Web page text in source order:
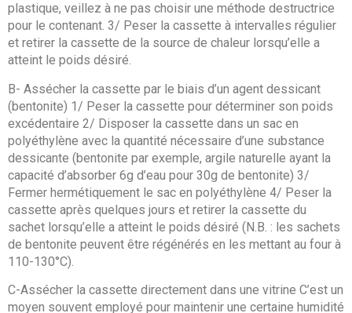
plastique, veillez à ne pas choisir une méthode destructrice
pour le contenant. 3/ Peser la cassette à intervalles régulier
et retirer la cassette de la source de chaleur lorsqu’elle a
atteint le poids désiré.
B- Assécher la cassette par le biais d’un agent dessicant
(bentonite) 1/ Peser la cassette pour déterminer son poids
excédentaire 2/ Disposer la cassette dans un sac en
polyéthylène avec la quantité nécessaire d’une substance
dessicante (bentonite par exemple, argile naturelle ayant la
capacité d’absorber 6g d’eau pour 30g de bentonite) 3/
Fermer hermétiquement le sac en polyéthylène 4/ Peser la
cassette après quelques jours et retirer la cassette du
sachet lorsqu’elle a atteint le poids désiré (N.B. : les sachets
de bentonite peuvent être régénérés en les mettant au four à
110-130°C).
C-Assécher la cassette directement dans une vitrine C’est un
moyen souvent employé pour maintenir une certaine humidité